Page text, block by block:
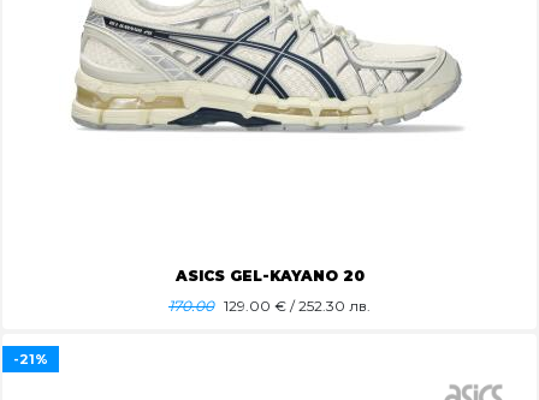
ASICS GEL-KAYANO 20
170.00 129.00 € / 252.30 лв.
-21%